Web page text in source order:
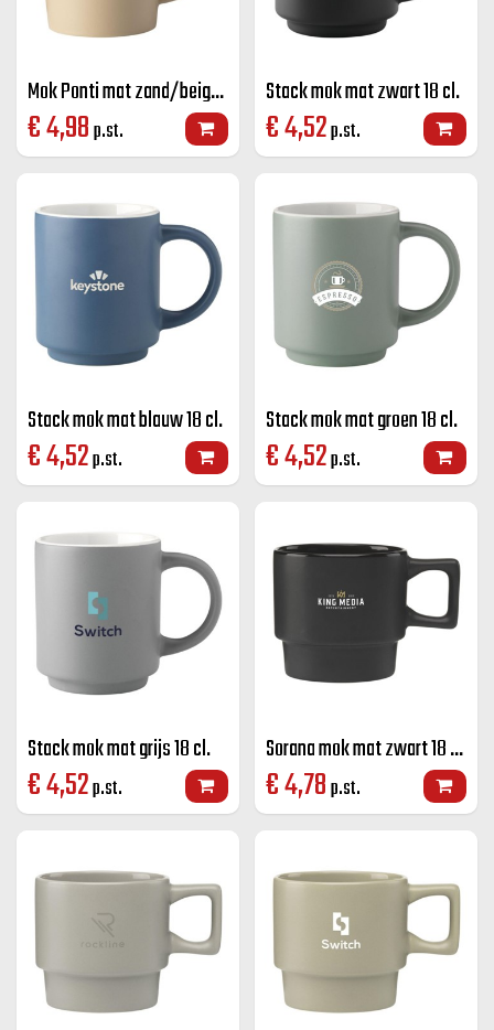
Mok Ponti mat zand/beige 25 cl.
€4,98p.st.
Stack mok mat zwart 18 cl.
€4,52p.st.
Stack mok mat blauw 18 cl.
€4,52p.st.
Stack mok mat groen 18 cl.
€4,52p.st.
Stack mok mat grijs 18 cl.
€4,52p.st.
Sorana mok mat zwart 18 cl.
€4,78p.st.